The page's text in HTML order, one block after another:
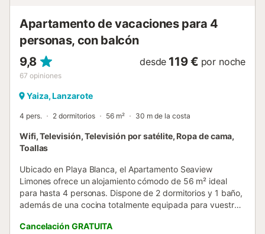
Apartamento de vacaciones para 4
personas, con balcón
9,8
67 opiniones
desde 119 € por noche
Yaiza, Lanzarote
4 pers. 2 dormitorios 56 m² 30 m de la costa
Wifi, Televisión, Televisión por satélite, Ropa de cama,
Toallas
Ubicado en Playa Blanca, el Apartamento Seaview
Limones ofrece un alojamiento cómodo de 56 m² ideal
para hasta 4 personas. Dispone de 2 dormitorios y 1 baño,
además de una cocina totalmente equipada para vuestra
velocidad apto para videollamadas, televisión, lavadora y
Cancelación GRATUITA